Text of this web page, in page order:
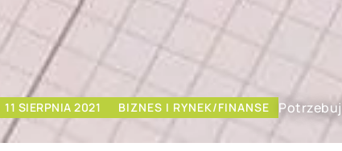
11 SIERPNIA 2021 BIZNES I RYNEK/FINANSE